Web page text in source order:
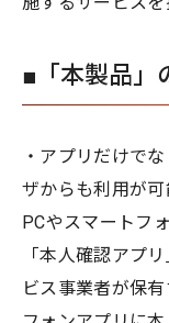
■「本製品」
・アプリだけで
ザからも利用が可
PCやスマートフ
「本人確認アプ
ビス事業者が保